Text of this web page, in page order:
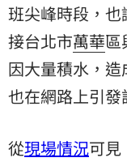
班尖峰時段，
接台北市萬華區
因大量積水，
也在網路上引發
從現場情況可見